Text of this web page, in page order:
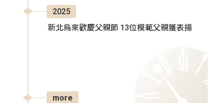
2025
新北烏來歡慶父親節 13位模範父親獲表揚
more